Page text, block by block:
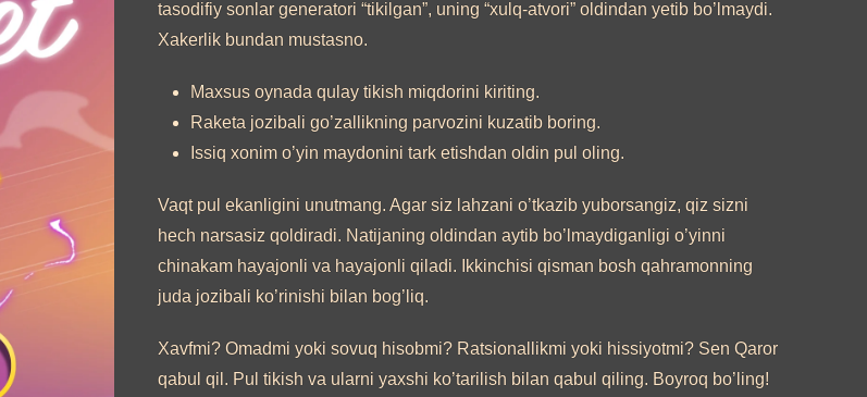
tasodifiy sonlar generatori “tikilgan”, uning “xulq-atvori” oldindan yetib bo’lmaydi.
Xakerlik bundan mustasno.
Maxsus oynada qulay tikish miqdorini kiriting.
Raketa jozibali go’zallikning parvozini kuzatib boring.
Issiq xonim o’yin maydonini tark etishdan oldin pul oling.
Vaqt pul ekanligini unutmang. Agar siz lahzani o’tkazib yuborsangiz, qiz sizni
hech narsasiz qoldiradi. Natijaning oldindan aytib bo’lmaydiganligi o’yinni
chinakam hayajonli va hayajonli qiladi. Ikkinchisi qisman bosh qahramonning
juda jozibali ko’rinishi bilan bog’liq.
Xavfmi? Omadmi yoki sovuq hisobmi? Ratsionallikmi yoki hissiyotmi? Sen Qaror
qabul qil. Pul tikish va ularni yaxshi ko’tarilish bilan qabul qiling. Boyroq bo’ling!